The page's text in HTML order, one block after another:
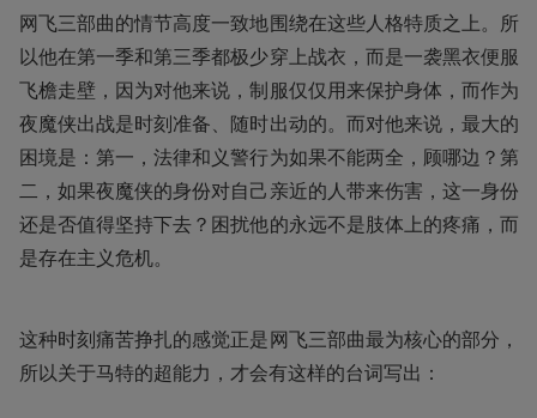
网飞三部曲的情节高度一致地围绕在这些人格特质之上。所
以他在第一季和第三季都极少穿上战衣，而是一袭黑衣便服
飞檐走壁，因为对他来说，制服仅仅用来保护身体，而作为
夜魔侠出战是时刻准备、随时出动的。而对他来说，最大的
困境是：第一，法律和义警行为如果不能两全，顾哪边？第
二，如果夜魔侠的身份对自己亲近的人带来伤害，这一身份
还是否值得坚持下去？困扰他的永远不是肢体上的疼痛，而
是存在主义危机。
这种时刻痛苦挣扎的感觉正是网飞三部曲最为核心的部分，
所以关于马特的超能力，才会有这样的台词写出：